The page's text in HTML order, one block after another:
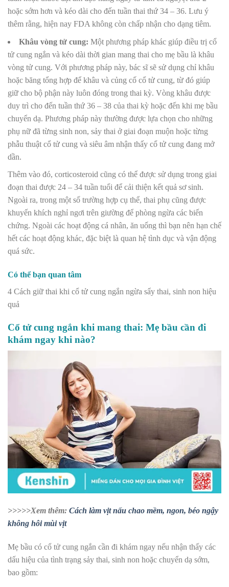
hoặc sớm hơn và kéo dài cho đến tuần thai thứ 34 – 36. Lưu ý
thêm rằng, hiện nay FDA không còn chấp nhận cho dạng tiêm.
Khâu vòng tử cung: Một phương pháp khác giúp điều trị cổ
tử cung ngắn và kéo dài thời gian mang thai cho mẹ bầu là khâu
vòng tử cung. Với phương pháp này, bác sĩ sẽ sử dụng chỉ khâu
hoặc băng tổng hợp để khâu và củng cố cổ tử cung, từ đó giúp
giữ cho bộ phận này luôn đóng trong thai kỳ. Vòng khâu được
duy trì cho đến tuần thứ 36 – 38 của thai kỳ hoặc đến khi mẹ bầu
chuyển dạ. Phương pháp này thường được lựa chọn cho những
phụ nữ đã từng sinh non, sảy thai ở giai đoạn muộn hoặc từng
phẫu thuật cổ tử cung và siêu âm nhận thấy cổ tử cung đang mở
dần.
Thêm vào đó, corticosteroid cũng có thể được sử dụng trong giai
đoạn thai được 24 – 34 tuần tuổi để cải thiện kết quả sơ sinh.
Ngoài ra, trong một số trường hợp cụ thể, thai phụ cũng được
khuyến khích nghỉ ngơi trên giường để phòng ngừa các biến
chứng. Ngoài các hoạt động cá nhân, ăn uống thì bạn nên hạn chế
hết các hoạt động khác, đặc biệt là quan hệ tình dục và vận động
quá sức.
Có thể bạn quan tâm
4 Cách giữ thai khi cổ tử cung ngắn ngừa sẩy thai, sinh non hiệu
quả
Cổ tử cung ngắn khi mang thai: Mẹ bầu cần đi
khám ngay khi nào?
>>>>>Xem thêm: Cách làm vịt nấu chao mềm, ngon, béo ngậy
không hôi mùi vịt
Mẹ bầu có cổ tử cung ngắn cần đi khám ngay nếu nhận thấy các
dấu hiệu của tình trạng sảy thai, sinh non hoặc chuyển dạ sớm,
bao gồm: